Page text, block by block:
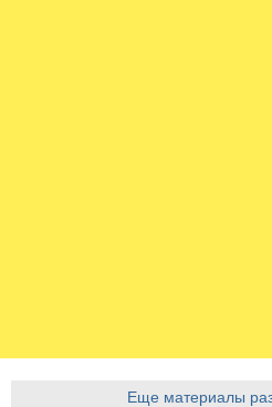
Еще материалы